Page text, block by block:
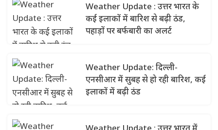
Weather Update : उत्तर भारत के
कई इलाकों में बारिश से बढ़ी ठंड,
पहाड़ों पर बर्फबारी का अलर्ट
Weather Update: दिल्ली-
एनसीआर में सुबह से हो रही बारिश, कई
इलाकों में बढ़ी ठंड